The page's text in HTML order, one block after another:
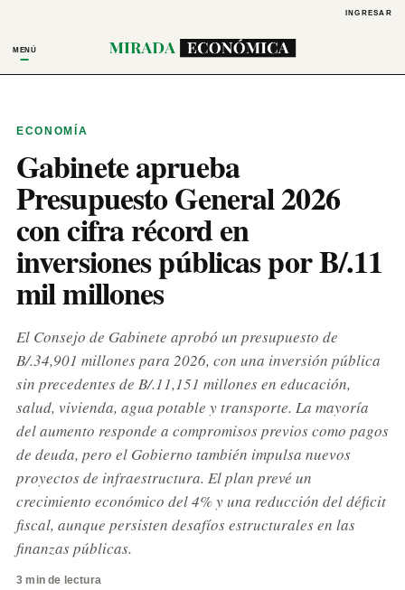
INGRESAR
MENÚ
ECONOMÍA
Gabinete aprueba
Presupuesto General 2026
con cifra récord en
inversiones públicas por B/.11
mil millones
El Consejo de Gabinete aprobó un presupuesto de
B/.34,901 millones para 2026, con una inversión pública
sin precedentes de B/.11,151 millones en educación,
salud, vivienda, agua potable y transporte. La mayoría
del aumento responde a compromisos previos como pagos
de deuda, pero el Gobierno también impulsa nuevos
proyectos de infraestructura. El plan prevé un
crecimiento económico del 4% y una reducción del déficit
fiscal, aunque persisten desafíos estructurales en las
finanzas públicas.
3 min de lectura